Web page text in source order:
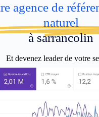
agence de
naturel
à sarrancolin
Et devenez leader de votre